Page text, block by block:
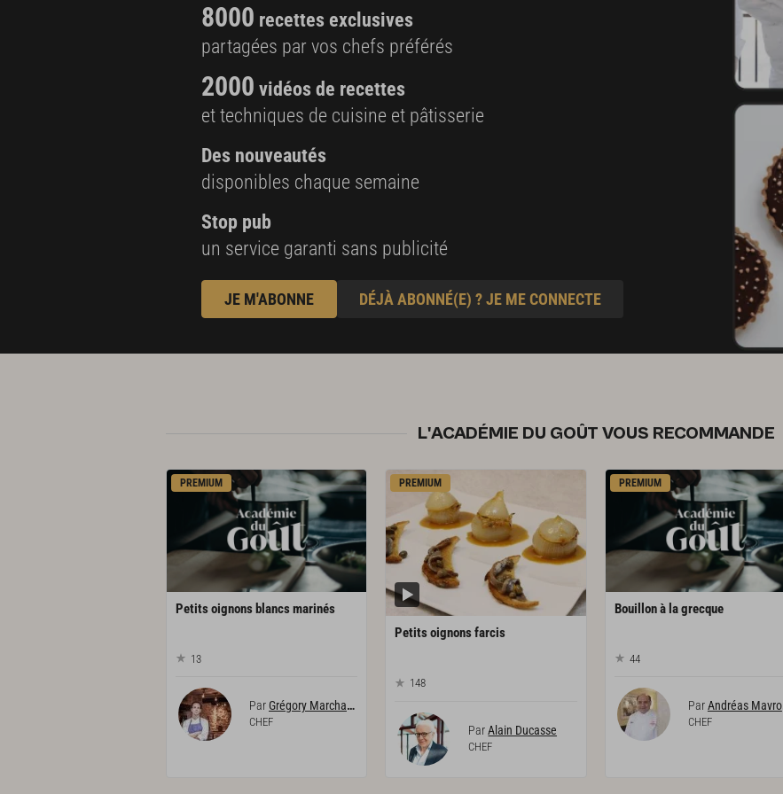
8000 recettes exclusives
partagées par vos chefs préférés
2000 vidéos de recettes
et techniques de cuisine et pâtisserie
Des nouveautés
disponibles chaque semaine
Stop pub
un service garanti sans publicité
JE M'ABONNE DÉJÀ ABONNÉ(E) ? JE ME CONNECTE
L'ACADÉMIE DU GOÛT VOUS RECOMMANDE
PREMIUM
Petitsoignons blancsmarinés
13
ParGrégory Marchand
CHEF
PREMIUM
Petitsoignonsfarcis
148
ParAlain Ducasse
CHEF
PREMIUM
Bouillonà lagrecque
44
ParAndréas Mavrommatis
CHEF